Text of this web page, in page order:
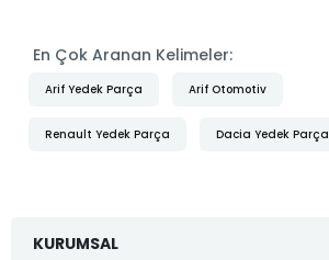
En Çok Aranan Kelimeler:
Arif Yedek Parça Arif Otomotiv
Renault Yedek Parça Dacia Yedek Parça
KURUMSAL